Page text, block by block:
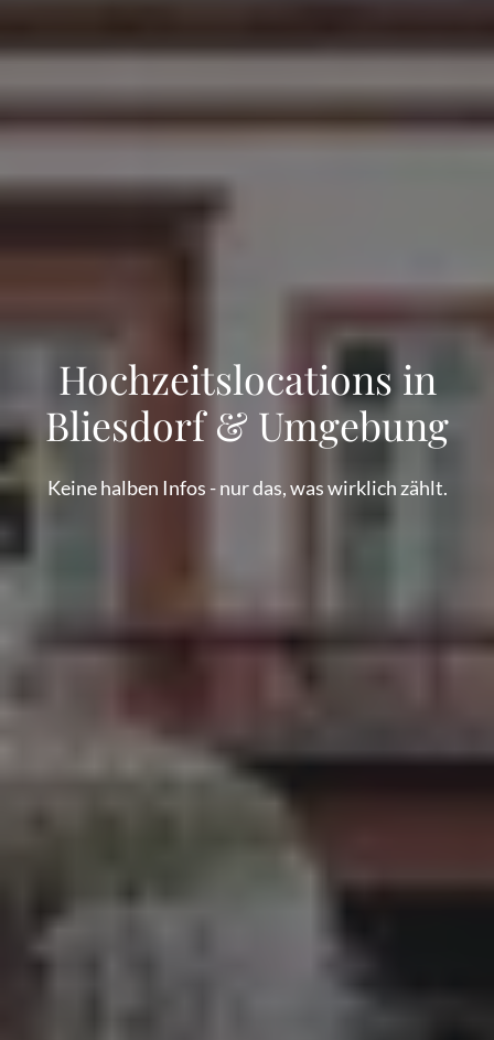
Hochzeitslocations in
Bliesdorf & Umgebung
Keine halben Infos - nur das, was wirklich zählt.